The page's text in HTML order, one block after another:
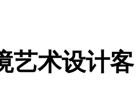
艺术设计客